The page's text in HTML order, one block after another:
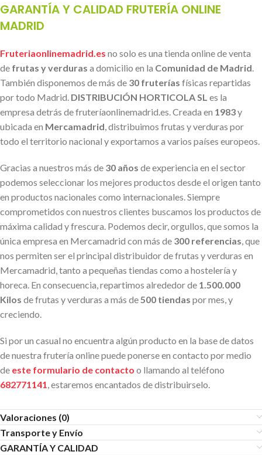
GARANTÍA Y CALIDAD FRUTERÍA ONLINE
MADRID
Fruteriaonlinemadrid.es no solo es una tienda online de venta
de frutas y verduras a domicilio en la Comunidad de Madrid
También disponemos de más de 30 fruterías físicas repartidas
por todo Madrid. DISTRIBUCIÓN HORTICOLA SL es la
empresa detrás de fruteríaonlinemadrid.es. Creada en 1983y
ubicada en Mercamadrid , distribuimos frutas y verduras por
todo el territorio nacional y exportamos a varios países europeos.
Gracias a nuestros más de 30 años de experiencia en el sector
podemos seleccionar los mejores productos desde el origen tanto
en productos nacionales como internacionales. Siempre
comprometidos con nuestros clientes buscamos los productos de
máxima calidad y frescura. Podemos decir, orgullos, que somos la
única empresa en Mercamadrid con más de 300 referencias , que
nos permiten ser el principal distribuidor de frutas y verduras en
Mercamadrid, tanto a pequeñas tiendas como a hostelería y
horeca. En consecuencia, repartimos alrededor de 1.500.000
Kilos de frutas y verduras a más de 500 tiendas por mes, y
creciendo.
Si por un casual no encuentra algún producto en la base de datos
de nuestra frutería online puede ponerse en contacto por medio
de este formulario de contacto o llamando al teléfono
682771141 , estaremos encantados de distribuirselo.
Valoraciones (0)
Transporte y Envío
GARANTÍA Y CALIDAD